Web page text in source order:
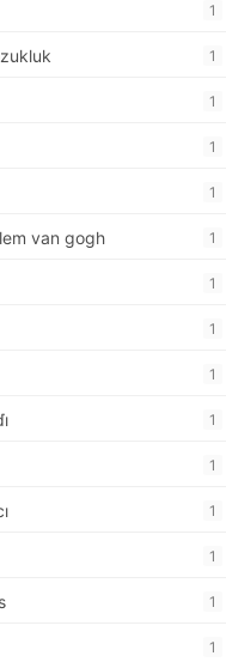
1
1
1
1
1
van gogh 1
1
1
1
1
1
1
1
1
1